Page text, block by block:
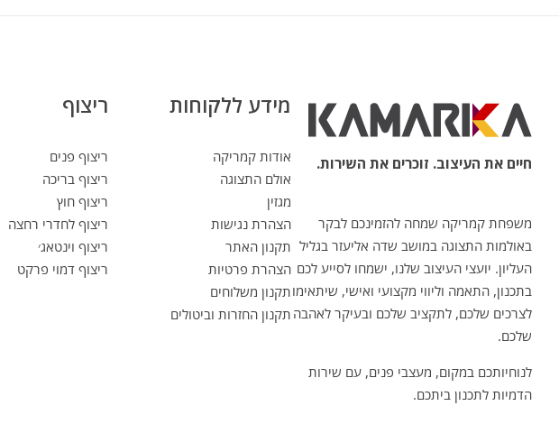
חיים את העיצוב. זוכרים את השירות.
משפחת קמריקה שמחה להזמינכם לבקר
באולמות התצוגה במושב שדה אליעזר בגליל
העליון. יועצי העיצוב שלנו, ישמחו לסייע לכם
בתכנון, התאמה וליווי מקצועי ואישי, שיתאימו
לצרכים שלכם, לתקציב שלכם ובעיקר לאהבה
שלכם.
לנוחיותכם במקום, מעצבי פנים, עם שירות
הדמיות לתכנון ביתכם.
מידע ללקוחות
אודות קמריקה
אולם התצוגה
מגזין
הצהרת נגישות
תקנון האתר
הצהרת פרטיות
תקנון משלוחים
תקנון החזרות וביטולים
ריצוף
ריצוף פנים
ריצוף בריכה
ריצוף חוץ
ריצוף לחדרי רחצה
ריצוף וינטאג׳
ריצוף דמוי פרקט